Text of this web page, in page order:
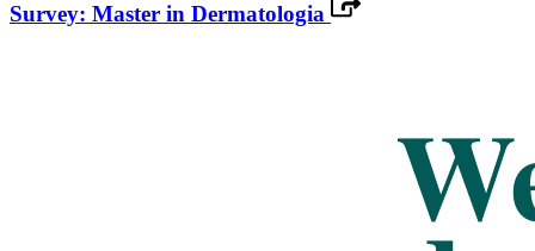
Survey: Master in Dermatologia